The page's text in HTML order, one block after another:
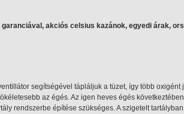
akciós celsius kazánok, egyedi árak,
segítségével tápláljuk a tüzet, így több oxigént
az égés. Az igen heves égés
rendszerbe építése szükséges. A szigetelt